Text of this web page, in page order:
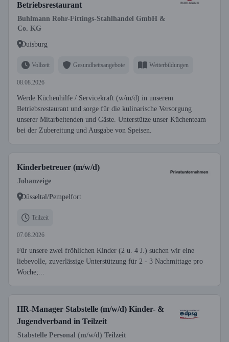
Betriebsrestaurant
Buhlmann Rohr-Fittings-Stahlhandel GmbH &
Co. KG
Duisburg
Vollzeit Gesundheitsangebote Weiterbildungen
08.08.2026
Werde Küchenhilfe / Servicekraft (w/m/d) in unserem
Betriebsrestaurant und sorge für die kulinarische Versorgung
unserer Mitarbeitenden und Gäste. Unterstütze unser Küchenteam
bei der Zubereitung und Ausgabe von Speisen.
Kinderbetreuer (m/w/d)
Jobanzeige
Düsseltal/Pempelfort
Teilzeit
07.08.2026
Für unsere zwei fröhlichen Kinder (2 u. 4 J.) suchen wir eine
liebevolle, zuverlässige Unterstützung für 2 - 3 Nachmittage pro
Woche;...
HR-Manager Stabstelle (m/w/d) Kinder- &
Jugendverband in Teilzeit
Stabstelle Personal (m/w/d) Teilzeit